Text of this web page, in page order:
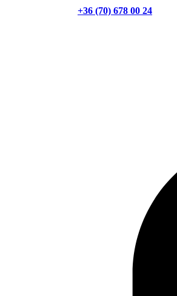
+36 (70) 678 00 24